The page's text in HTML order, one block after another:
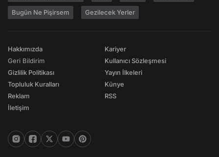
Bugün Ne Pişirsem Gezilecek Yerler
Hakkımızda
Geri Bildirim
Gizlilik Politikası
Topluluk Kuralları
Reklam
İletişim
Kariyer
Kullanıcı Sözleşmesi
Yayın İlkeleri
Künye
RSS